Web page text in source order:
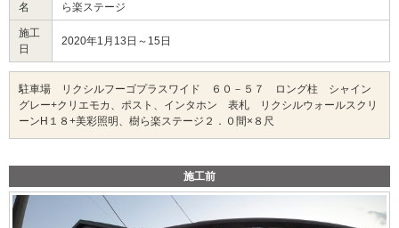
名
ら楽ステージ
施工
日
2020年1月13日～15日
駐車場 リクシルフーゴプラスワイド ６０－５７ ロング柱 シャイン
グレー+クリエモカ、ポスト、インタホン 表札 リクシルウォールスクリ
ーンH１８+美彩照明、樹ら楽ステージ２．０間×８尺
施工前